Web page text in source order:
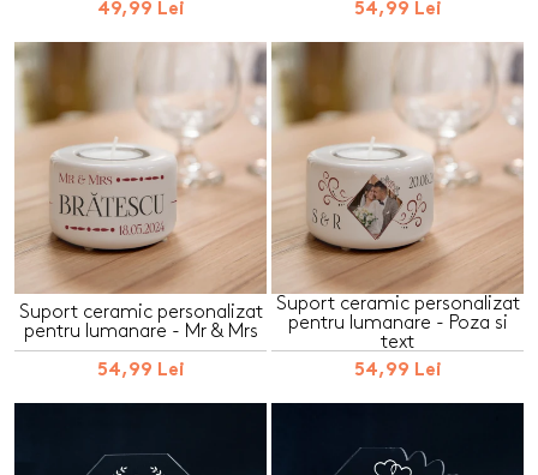
49,99 Lei
54,99 Lei
Suport ceramic personalizat
pentru lumanare - Mr & Mrs
54,99 Lei
Suport ceramic personalizat
pentru lumanare - Poza si
text
54,99 Lei